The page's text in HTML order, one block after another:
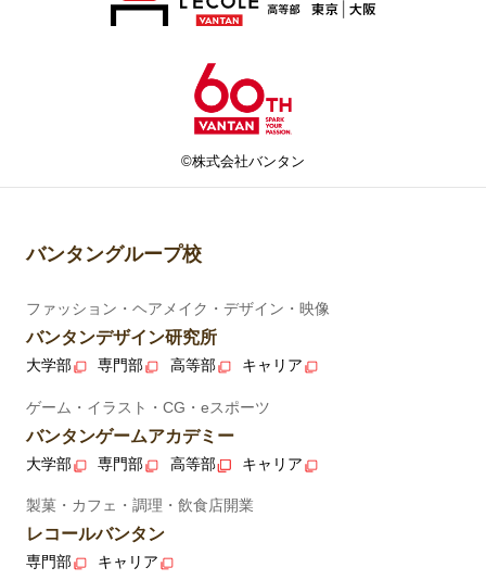
©株式会社バンタン
バンタングループ校
ファッション・ヘアメイク・デザイン・映像
バンタンデザイン研究所
大学部 専門部 高等部 キャリア
ゲーム・イラスト・CG・eスポーツ
バンタンゲームアカデミー
大学部 専門部 高等部 キャリア
製菓・カフェ・調理・飲食店開業
レコールバンタン
専門部 キャリア